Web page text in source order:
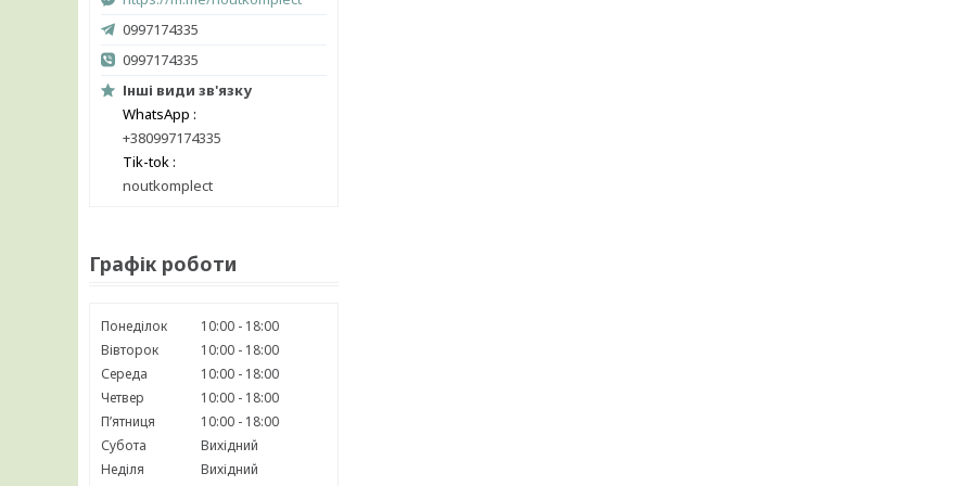
0997174335
0997174335
Інші види зв'язку
WhatsApp
+380997174335
Tik-tok
noutkomplect
Графік роботи
Понеділок 10:00
18:00
Вівторок
10:00
18:00
Середа
10:00
18:00
Четвер
10:00
18:00
Пʼятниця
10:00
18:00
Субота
Вихідний
Неділя
Вихідний